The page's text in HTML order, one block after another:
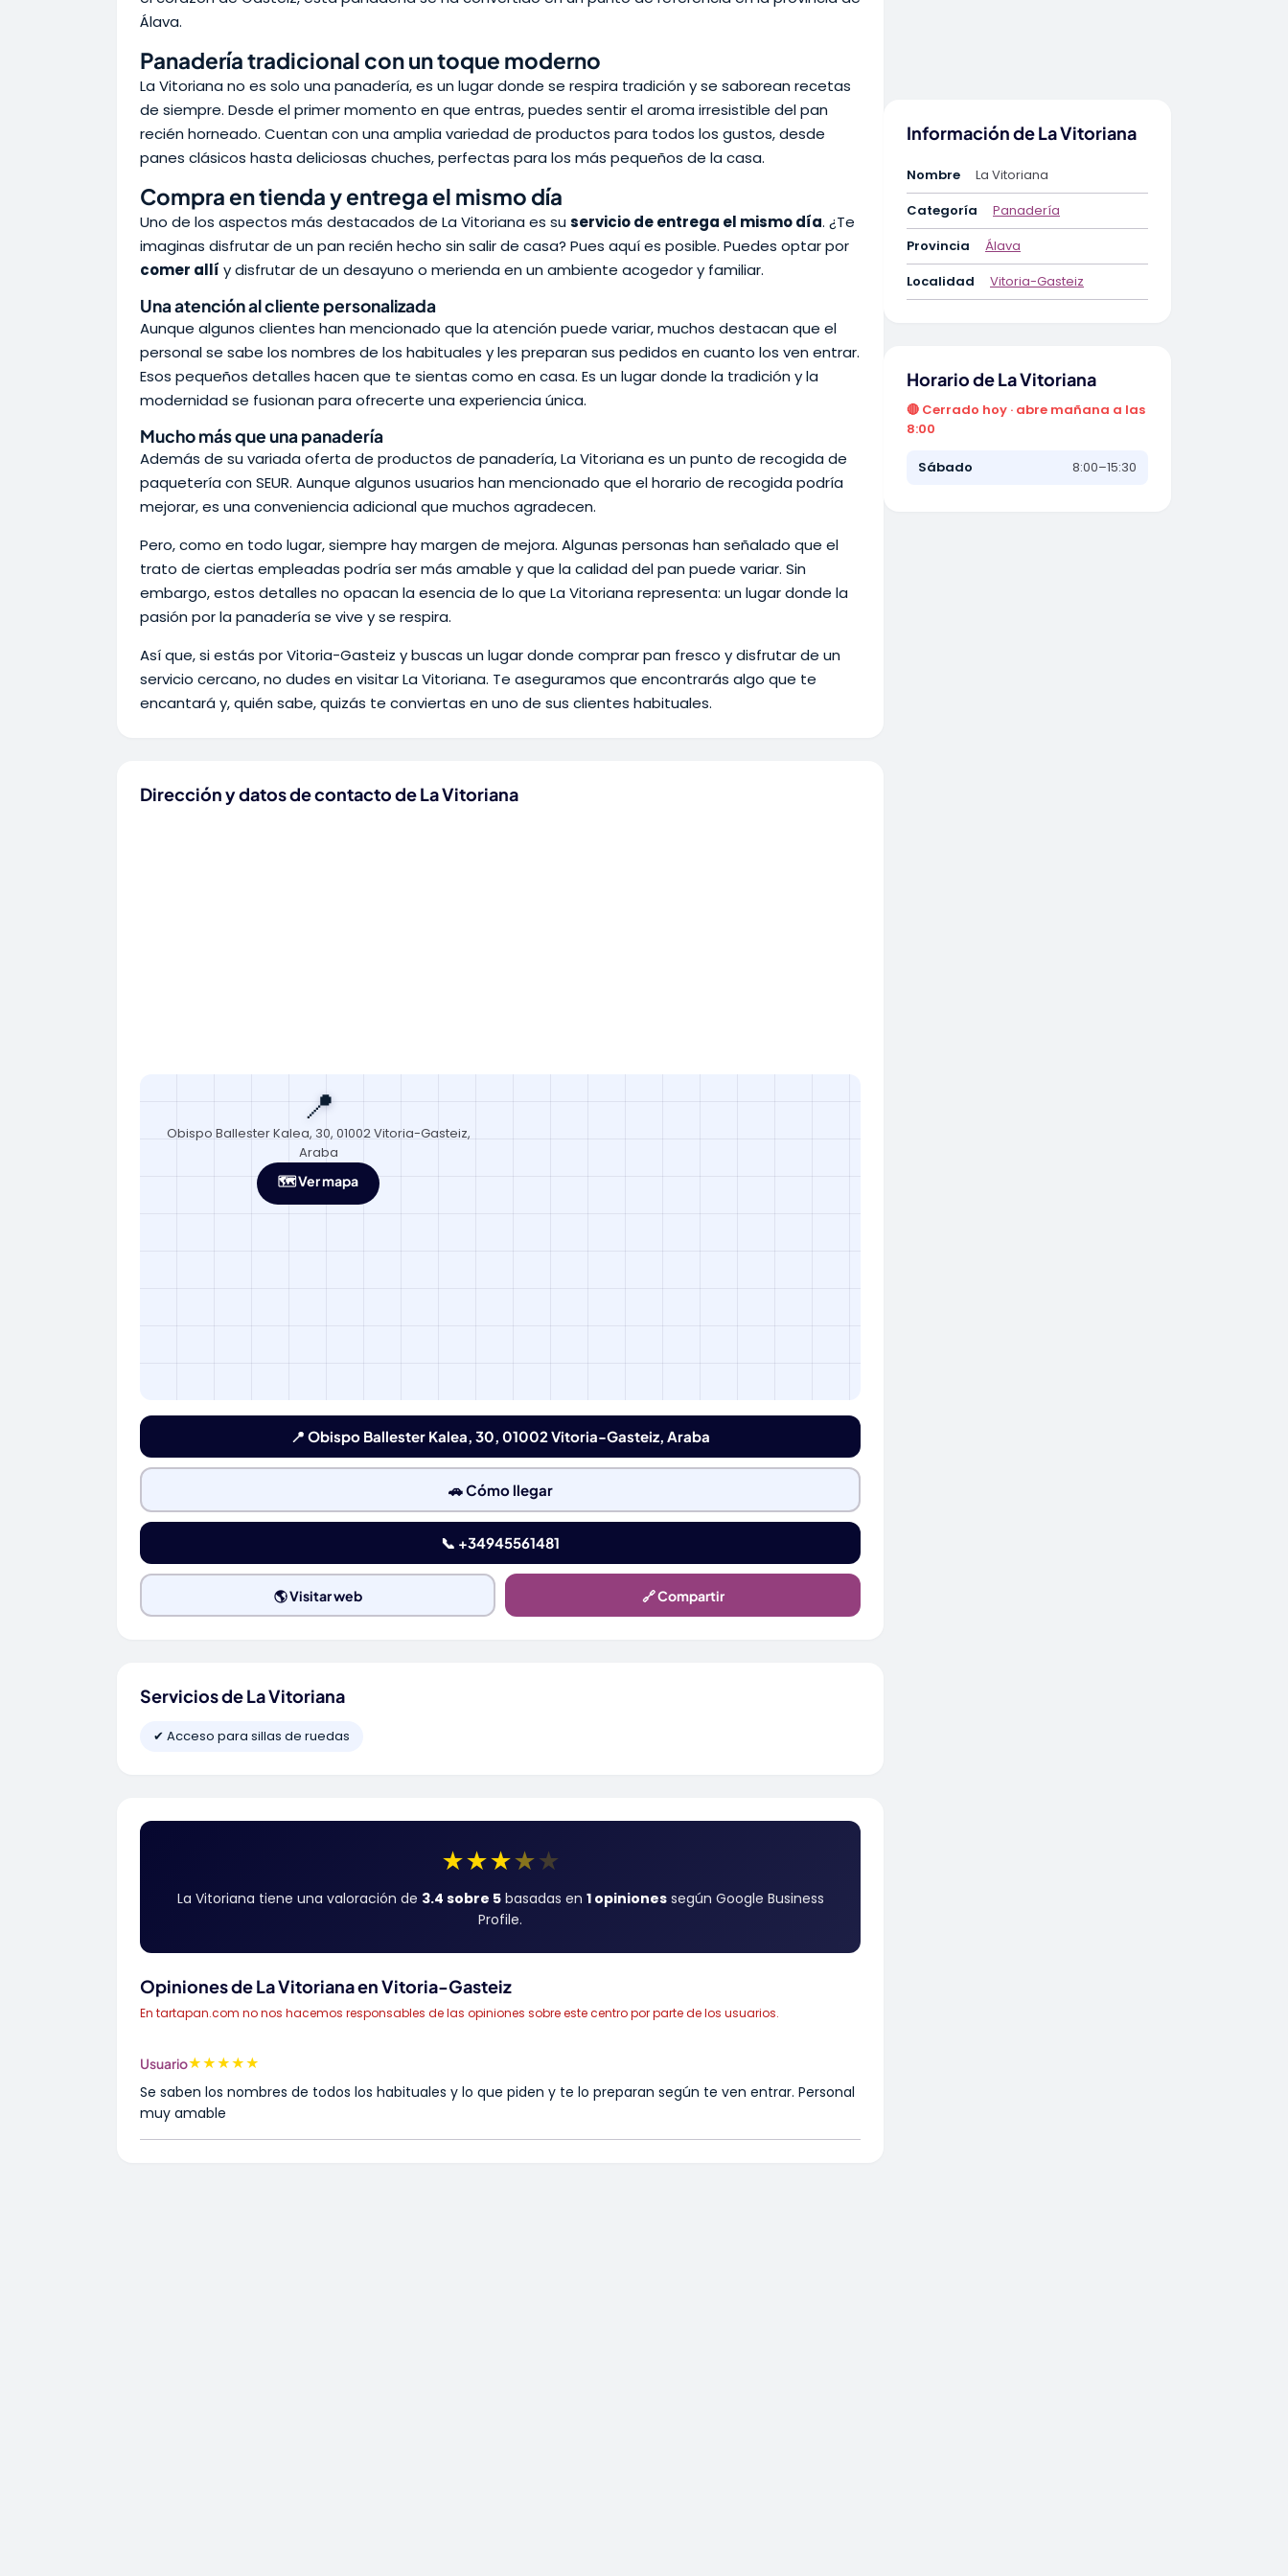
Álava.
Panadería tradicional con un toque moderno
La Vitoriana no es solo una panadería, es un lugar donde se respira tradición y se saborean recetas
de siempre. Desde el primer momento en que entras, puedes sentir el aroma irresistible del pan
recién horneado. Cuentan con una amplia variedad de productos para todos los gustos, desde
panes clásicos hasta deliciosas chuches, perfectas para los más pequeños de la casa.
Compra en tienda y entrega el mismo día
Uno de los aspectos más destacados de La Vitoriana es su servicio de entrega el mismo día. ¿Te
imaginas disfrutar de un pan recién hecho sin salir de casa? Pues aquí es posible. Puedes optar por
comer allí y disfrutar de un desayuno o merienda en un ambiente acogedor y familiar.
Una atención al cliente personalizada
Aunque algunos clientes han mencionado que la atención puede variar, muchos destacan que el
personal se sabe los nombres de los habituales y les preparan sus pedidos en cuanto los ven entrar.
Esos pequeños detalles hacen que te sientas como en casa. Es un lugar donde la tradición y la
modernidad se fusionan para ofrecerte una experiencia única.
Mucho más que una panadería
Además de su variada oferta de productos de panadería, La Vitoriana es un punto de recogida de
paquetería con SEUR. Aunque algunos usuarios han mencionado que el horario de recogida podría
mejorar, es una conveniencia adicional que muchos agradecen.
Pero, como en todo lugar, siempre hay margen de mejora. Algunas personas han señalado que el
trato de ciertas empleadas podría ser más amable y que la calidad del pan puede variar. Sin
embargo, estos detalles no opacan la esencia de lo que La Vitoriana representa: un lugar donde la
pasión por la panadería se vive y se respira.
Así que, si estás por Vitoria-Gasteiz y buscas un lugar donde comprar pan fresco y disfrutar de un
servicio cercano, no dudes en visitar La Vitoriana. Te aseguramos que encontrarás algo que te
encantará y, quién sabe, quizás te conviertas en uno de sus clientes habituales.
Dirección y datos de contacto de La Vitoriana
📍
Obispo Ballester Kalea, 30, 01002 Vitoria-Gasteiz,
Araba
🗺️ Ver mapa
📍 Obispo Ballester Kalea, 30, 01002 Vitoria-Gasteiz, Araba
🚗 Cómo llegar
📞 +34945561481
🌎 Visitar web 🔗 Compartir
Servicios de La Vitoriana
✔ Acceso para sillas de ruedas
★★★★★
La Vitoriana tiene una valoración de 3.4 sobre 5basadas en 1 opinionessegún Google Business
Profile.
Opiniones de La Vitoriana en Vitoria-Gasteiz
En tartapan.com no nos hacemos responsables de las opiniones sobre este centro por parte de los usuarios.
Usuario★★★★★
Se saben los nombres de todos los habituales y lo que piden y te lo preparan según te ven entrar. Personal
muy amable
Información de La Vitoriana
Nombre
La Vitoriana
Categoría
Panadería
Provincia
Álava
Localidad
Vitoria-Gasteiz
Horario de La Vitoriana
🔴 Cerrado hoy · abre mañana a las
8:00
Sábado 8:00–15:30